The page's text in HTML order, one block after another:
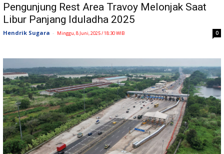
Pengunjung Rest Area Travoy Melonjak Saat
Libur Panjang Iduladha 2025
Hendrik Sugara - Minggu, 8 Juni, 2025 / 18:30 WIB 0